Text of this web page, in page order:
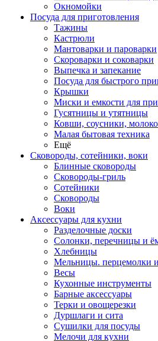
Окномойки
Посуда для приготовления
Тажины
Кастрюли
Мантоварки и пароварки
Скороварки и соковарки
Выпечка и запекание
Посуда для быстрого
Крышки
Миски и емкости для
Гусятницы и утятницы
Ковши, соусники,
Малая бытовая техника
Ещё
Сковороды, сотейники, воки
Блинные сковороды
Сковороды-гриль
Сотейники
Сковороды
Воки
Аксессуары для кухни
Разделочные доски
Солонки, перечницы и
Хлебницы
Мельницы. перцемолки
Весы
Кухонные инструменты
Барные аксессуары
Терки и овощерезки
Дуршлаги и сита
Сушилки для посуды
Мелочи для кухни